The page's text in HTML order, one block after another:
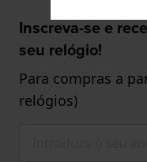
Inscreva-se e
seu relógio!
Para compras a
relógios)